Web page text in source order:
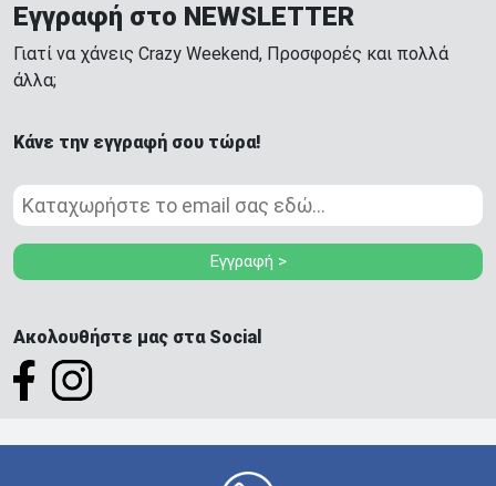
Εγγραφή στο NEWSLETTER
Γιατί να χάνεις Crazy Weekend, Προσφορές και πολλά
άλλα;
Κάνε την εγγραφή σου τώρα!
Εγγραφή >
Ακολουθήστε μας στα Social